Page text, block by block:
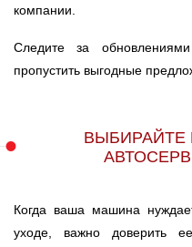
компании.
Следите за
пропустить выгодные
ВЫБИРАЙТЕ
Когда ваша машина
уходе, важно доверить